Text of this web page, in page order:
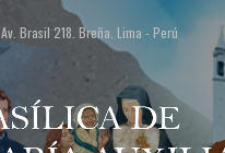
Av. Brasil 218. Breña. Lima - Perú